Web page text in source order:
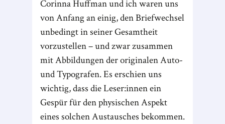
Corinna Huffman und ich waren uns
von Anfang an einig, den Briefwechsel
unbedingt in seiner Gesamtheit
vorzustellen – und zwar zusammen
mit Abbildungen der originalen Auto-
und Typografen. Es erschien uns
wichtig, dass die Leser:innen ein
Gespür für den physischen Aspekt
eines solchen Austausches bekommen.